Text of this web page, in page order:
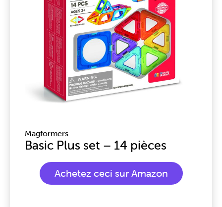
Magformers
Basic Plus set – 14 pièces
Achetez ceci sur Amazon